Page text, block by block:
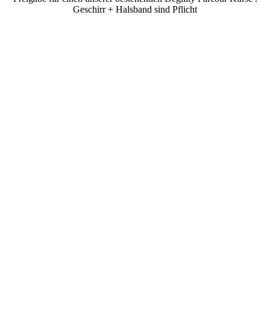
Geschirr + Halsband sind Pflicht